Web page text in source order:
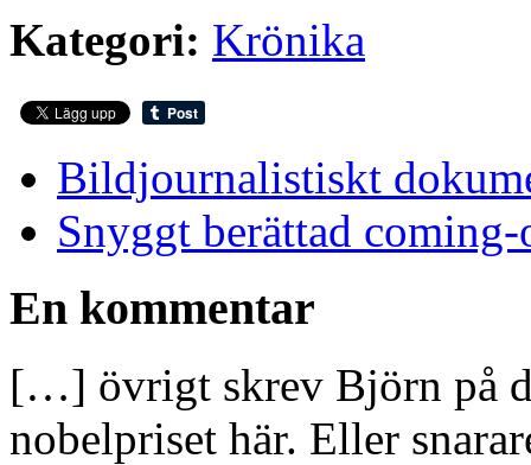
Kategori: Krönika
Bildjournalistiskt
Snyggt berättad
En kommentar
[…] övrigt skrev Björn på
nobelpriset här. Eller